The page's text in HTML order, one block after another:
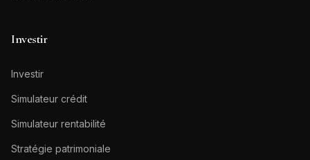
Investir
Investir
Simulateur crédit
Simulateur rentabilité
Stratégie patrimoniale